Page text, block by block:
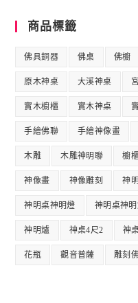
商品標籤
佛具銅器 佛桌 佛櫥
原木神桌 大溪神桌
實木櫥櫃 實木神桌
手繪佛聯 手繪神像畫
木雕 木雕神明聯 櫥
神像畫 神像雕刻 神
神明桌神明燈 神明桌神
神明爐 神桌4尺2 神
花瓶 觀音普薩 雕刻